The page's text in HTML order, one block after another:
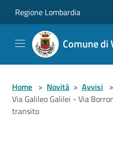
Regione Lombardia
Comune di
Home > Novità > Avvisi >
Via Galileo Galilei - Via
transito